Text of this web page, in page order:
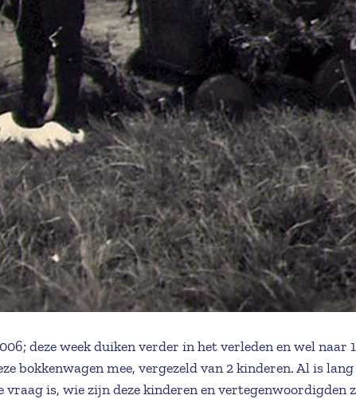
deze week duiken verder in het verleden en wel naar
bokkenwagen mee, vergezeld van 2 kinderen. Al is lang
is, wie zijn deze kinderen en vertegenwoordigden